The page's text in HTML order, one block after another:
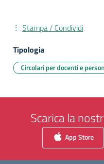
Stampa / Condividi
Tipologia
Circolari per docenti e
Scarica la
App Store